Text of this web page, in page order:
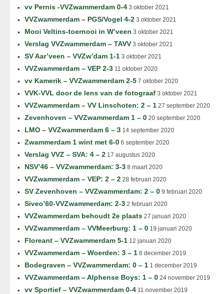
vv Pernis -VVZwammerdam 0-4 3 oktober 2021
VVZwammerdam – PGS/Vogel 4-2 3 oktober 2021
Mooi Veltins-toernooi in W’veen 3 oktober 2021
Verslag VVZwammerdam – TAVV 3 oktober 2021
SV Aar’veen – VVZw’dam 1-1 3 oktober 2021
VVZwammerdam – VEP 2-3 11 oktober 2020
vv Kamerik – VVZwammerdam 2-5 7 oktober 2020
VVK-VVL door de lens van de fotograaf 3 oktober 2021
VVZwammerdam – VV Linschoten: 2 – 1 27 september 2020
Zevenhoven – VVZwammerdam 1 – 0 20 september 2020
LMO – VVZwammerdam 6 – 3 14 september 2020
Zwammerdam 1 wint met 6-0 6 september 2020
Verslag VVZ – SVA: 4 – 2 17 augustus 2020
NSV’46 – VVZwammerdam: 3-3 8 maart 2020
VVZwammerdam – VEP: 2 – 2 28 februari 2020
SV Zevenhoven – VVZwammerdam: 2 – 0 9 februari 2020
Siveo’60-VVZwammerdam: 2-3 2 februari 2020
VVZwammerdam behoudt 2e plaats 27 januari 2020
VVZwammerdam – VVMeerburg: 1 – 0 19 januari 2020
Floreant – VVZwammerdam 5-1 12 januari 2020
VVZwammerdam – Woerden: 3 – 1 8 december 2019
Bodegraven – VVZwammerdam: 0 – 1 1 december 2019
VVZwammerdam – Alphense Boys: 1 – 0 24 november 2019
vv Sportief – VVZwammerdam 0-4 11 november 2019